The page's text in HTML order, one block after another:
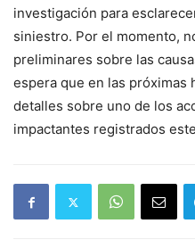
investigación para
siniestro. Por el momento,
preliminares sobre las
espera que en las próximas
detalles sobre uno de los
impactantes registrados